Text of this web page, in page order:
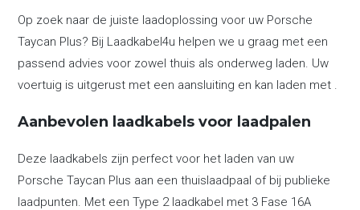
Op zoek naar de juiste laadoplossing voor uw Porsche
Taycan Plus? Bij Laadkabel4u helpen we u graag met een
passend advies voor zowel thuis als onderweg laden. Uw
voertuig is uitgerust met een aansluiting en kan laden met .
Aanbevolen laadkabels voor laadpalen
Deze laadkabels zijn perfect voor het laden van uw
Porsche Taycan Plus aan een thuislaadpaal of bij publieke
laadpunten. Met een Type 2 laadkabel met 3 Fase 16A